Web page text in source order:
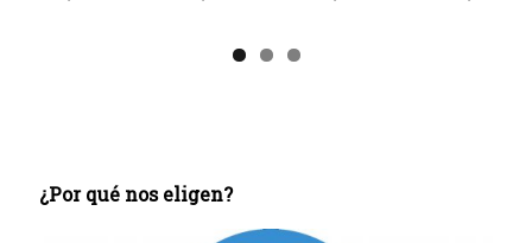
¿Por qué nos eligen?
31,95 €